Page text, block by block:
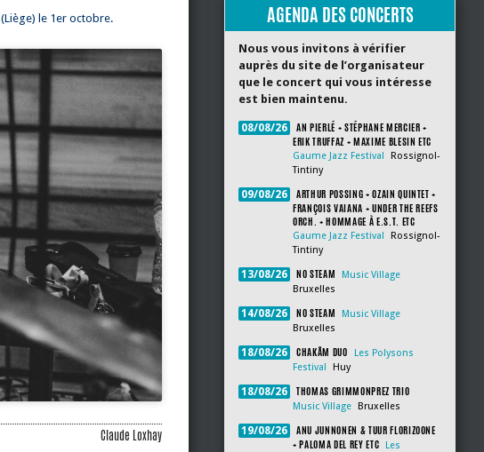
(Liège) le 1er octobre.
Claude Loxhay
AGENDA DES CONCERTS
Nous vous invitons à vérifier
auprès du site de l’organisateur
que le concert qui vous intéresse
est bien maintenu.
08/08/26
AN PIERLÉ + STÉPHANE MERCIER +
ERIK TRUFFAZ + MAXIME BLESIN ETC
Gaume Jazz Festival
Rossignol-
Tintiny
09/08/26
ARTHUR POSSING + OZAIN QUINTET +
FRANÇOIS VAIANA + UNDER THE REEFS
ORCH. + HOMMAGE À E.S.T. ETC
Gaume Jazz Festival
Rossignol-
Tintiny
13/08/26 NO STEAM
Music Village
Bruxelles
14/08/26 NO STEAM
Music Village
Bruxelles
18/08/26 CHAKÂM DUO
Les Polysons
Festival
Huy
18/08/26 THOMAS GRIMMONPREZ TRIO
Music Village Bruxelles
19/08/26
ANU JUNNONEN & TUUR FLORIZOONE
+ PALOMA DEL REY ETC
Les